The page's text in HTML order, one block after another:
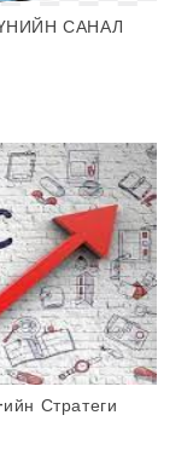
САНАЛ
Стратеги